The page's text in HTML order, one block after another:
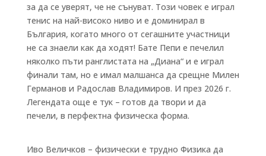
за да се уверят, че не сънуват. Този човек е играл
тенис на най-високо ниво и е доминирал в
България, когато много от сегашните участници
не са знаели как да ходят! Бате Пепи е печелил
няколко пъти ранглистата на „Диана“ и е играл
финали там, но е имал малшанса да срещне Милен
Германов и Радослав Владимиров. И през 2026 г.
Легендата още е тук – готов да твори и да
печели, в перфектна физическа форма.
Иво Величков – физически е трудно Физика да